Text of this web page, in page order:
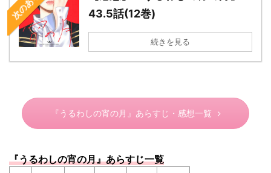
43.5話(12巻)
続きを見る
『うるわしの宵の月』あらすじ・感想一覧
『うるわしの宵の月』あらすじ一覧